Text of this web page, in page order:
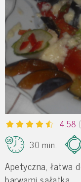
4.58
30 min.
Apetyczna, łatwa